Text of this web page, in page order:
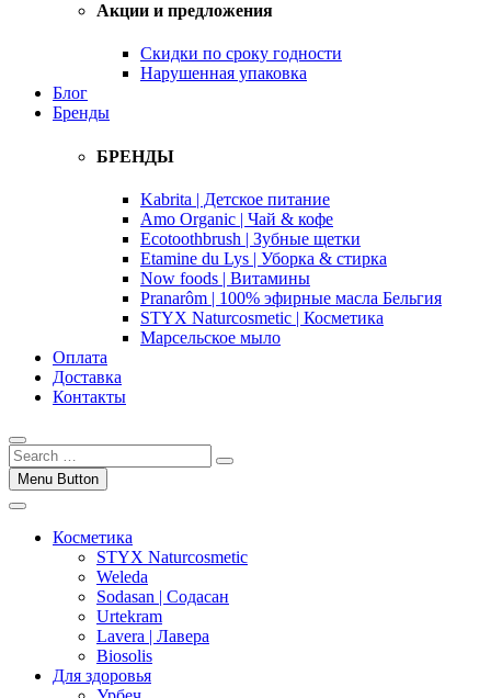
Акции и предложения
Скидки по сроку годности
Нарушенная упаковка
Блог
Бренды
БРЕНДЫ
Kabrita | Детское питание
Amo Organic | Чай & кофе
Ecotoothbrush | Зубные щетки
Etamine du Lys | Уборка & стирка
Now foods | Витамины
Pranarôm | 100% эфирные масла Бельгия
STYX Naturcosmetic | Косметика
Марсельское мыло
Оплата
Доставка
Контакты
Menu Button
Косметика
STYX Naturcosmetic
Weleda
Sodasan | Содасан
Urtekram
Lavera | Лавера
Biosolis
Для здоровья